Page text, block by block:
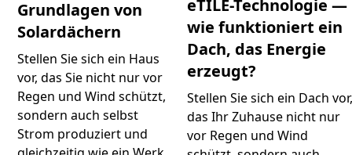
Grundlagen von
Solardächern
Stellen Sie sich ein Haus
vor, das Sie nicht nur vor
Regen und Wind schützt,
sondern auch selbst
Strom produziert und
eTILE-Technologie —
wie funktioniert ein
Dach, das Energie
erzeugt?
Stellen Sie sich ein Dach
das Ihr Zuhause nicht nur
vor Regen und Wind